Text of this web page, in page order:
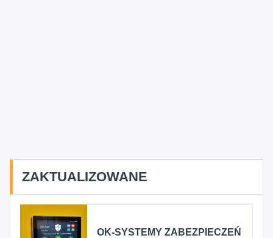
ZAKTUALIZOWANE
OK-SYSTEMY ZABEZPIECZEŃ